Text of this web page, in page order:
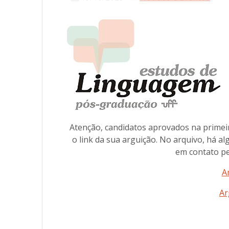
Atenção, candidatos aprovados na
o link da sua arguição. No arquivo, há
em contato